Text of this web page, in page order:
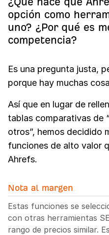
opción como
uno? ¿Por qué es
competencia?
Es una pregunta justa,
porque hay muchas
Así que en lugar de
tablas comparativas de
otros”, hemos decidido
funciones de alto valor
Ahrefs.
Nota al margen
Estas funciones se
con otras herramientas
rango de precios similar.